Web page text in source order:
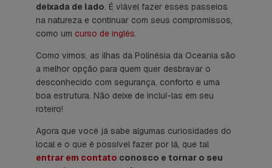
deixada de lado. É viável fazer esses passeios
na natureza e continuar com seus compromissos,
como um curso de inglês.
Como vimos, as ilhas da Polinésia da Oceania são
a melhor opção para quem quer desbravar o
desconhecido com segurança, conforto e uma
boa estrutura. Não deixe de incluí-las em seu
roteiro!
Agora que você já sabe algumas curiosidades do
local e o que é possível fazer por lá, que tal
entrar em contato conosco e tornar o seu